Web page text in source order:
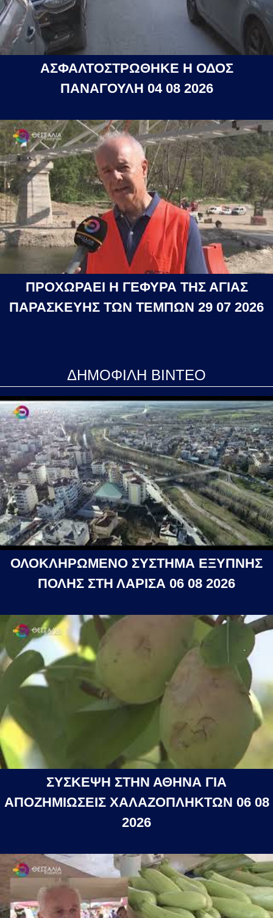
ΑΣΦΑΛΤΟΣΤΡΩΘΗΚΕ Η ΟΔΟΣ
ΠΑΝΑΓΟΥΛΗ 04 08 2026
ΠΡΟΧΩΡΑΕΙ Η ΓΕΦΥΡΑ ΤΗΣ ΑΓΙΑΣ
ΠΑΡΑΣΚΕΥΗΣ ΤΩΝ ΤΕΜΠΩΝ 29 07 2026
ΔΗΜΟΦΙΛΗ ΒΙΝΤΕΟ
ΟΛΟΚΛΗΡΩΜΕΝΟ ΣΥΣΤΗΜΑ ΕΞΥΠΝΗΣ
ΠΟΛΗΣ ΣΤΗ ΛΑΡΙΣΑ 06 08 2026
ΣΥΣΚΕΨΗ ΣΤΗΝ ΑΘΗΝΑ ΓΙΑ
ΑΠΟΖΗΜΙΩΣΕΙΣ ΧΑΛΑΖΟΠΛΗΚΤΩΝ 06 08
2026